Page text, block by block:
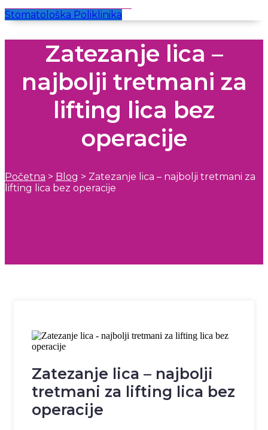
Stomatološka Poliklinika
Zatezanje lica –
najbolji tretmani za
lifting lica bez
operacije
Početna > Blog > Zatezanje lica – najbolji tretmani za
lifting lica bez operacije
Zatezanje lica – najbolji
tretmani za lifting lica bez
operacije